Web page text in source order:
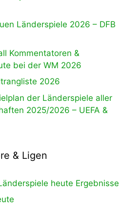
Länderspiele 2026 – DFB
Kommentatoren &
bei der WM 2026
2026
der Länderspiele aller
2025/2026 – UEFA &
& Ligen
heute Ergebnisse